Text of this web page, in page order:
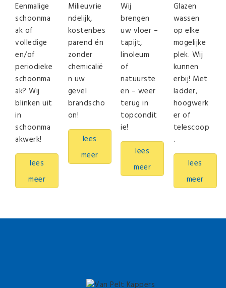
Eenmalige
schoonma
ak of
volledige
en/of
periodieke
schoonma
ak? Wij
blinken uit
in
schoonma
akwerk!
lees
meer
Milieuvrie
ndelijk,
kostenbes
parend én
zonder
chemicalië
n uw
gevel
brandscho
on!
lees
meer
Wij
brengen
uw vloer –
tapijt,
linoleum
of
natuurste
en – weer
terug in
topcondit
ie!
lees
meer
Glazen
wassen
op elke
mogelijke
plek. Wij
kunnen
erbij! Met
ladder,
hoogwerk
er of
telescoop
.
lees
meer